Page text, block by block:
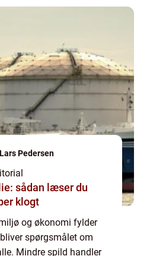
Lars Pedersen
sådan læser du
klogt
og økonomi fylder
spørgsmålet om
Mindre spild handler